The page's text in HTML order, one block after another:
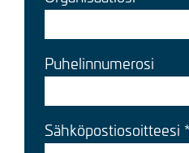
Puhelinnumerosi
Sähköpostiosoitteesi